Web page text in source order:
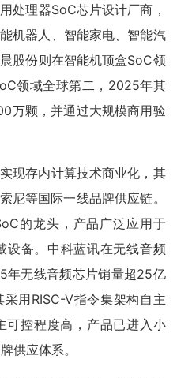
处理器SoC芯片设计厂商，
机器人、智能家电、智能汽
股份则在智能机顶盒SoC领
领域全球第二，2025年其
万颗，并通过大规模商用验
现存内计算技术商业化，其
尼等国际一线品牌供应链。
的龙头，产品广泛应用于
设备。中科蓝讯在无线音频
年无线音频芯片销量超25亿
用RISC-V指令集架构自主
可控程度高，产品已进入小
供应体系。